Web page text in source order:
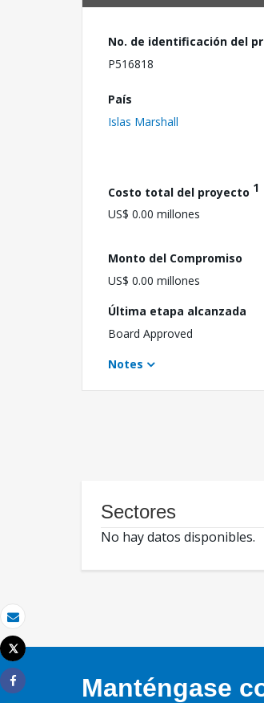
Correo electrónico
Imprimir
Tweet
Share
No. de identificación del
P516818
País
Islas Marshall
Costo total del proyecto 1
US$ 0.00 millones
Monto del Compromiso
US$ 0.00 millones
Última etapa alcanzada
Board Approved
Notes
Sectores
No hay datos disponibles.
Manténgase